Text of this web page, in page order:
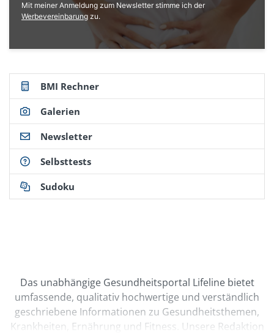
Mit meiner Anmeldung zum Newsletter stimme ich der
Werbevereinbarung zu.
BMI Rechner
Galerien
Newsletter
Selbsttests
Sudoku
Das unabhängige Gesundheitsportal Lifeline bietet
umfassende, qualitativ hochwertige und verständlich
geschriebene Informationen zu Gesundheitsthemen,
Krankheiten, Ernährung und Fitness. Unsere Redaktion